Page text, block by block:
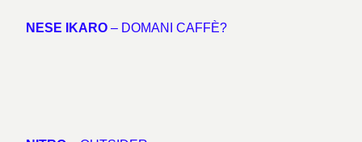
NESE IKARO – DOMANI CAFFÈ?